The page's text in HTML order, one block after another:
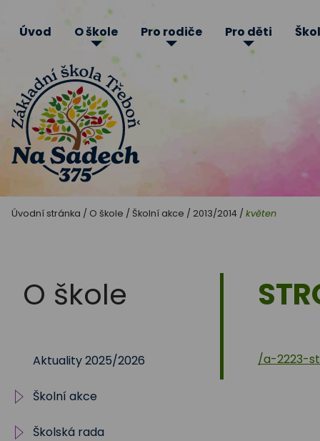
Základní
Třeboň
Sadech
375
Úvod O škole Pro rodiče Pro děti
Úvodní stránka / O škole / Školní akce / 2013/2014 / květen
/a-2223-
O škole
Aktuality 2025/2026
Školní akce
2025/2026
Školská rada